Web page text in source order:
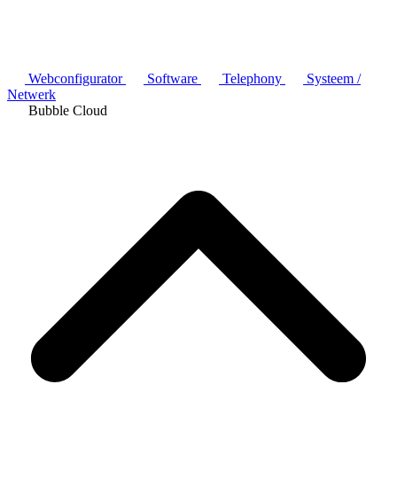
Webconfigurator Software Telephony
Systeem /
Netwerk
Bubble Cloud